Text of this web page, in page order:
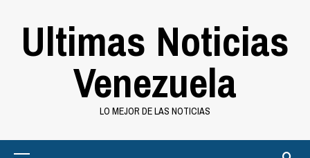
Ultimas Noticias
Venezuela
LO MEJOR DE LAS NOTICIAS